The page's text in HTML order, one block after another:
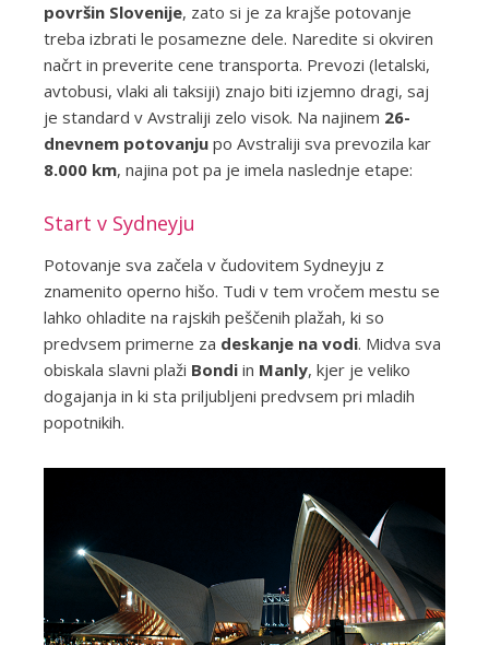
površin Slovenije, zato si je za krajše potovanje
treba izbrati le posamezne dele. Naredite si okviren
načrt in preverite cene transporta. Prevozi (letalski,
avtobusi, vlaki ali taksiji) znajo biti izjemno dragi, saj
je standard v Avstraliji zelo visok. Na najinem 26-
dnevnem potovanjupo Avstraliji sva prevozila kar
8.000 km, najina pot pa je imela naslednje etape:
Start v Sydneyju
Potovanje sva začela v čudovitem Sydneyju z
znamenito operno hišo. Tudi v tem vročem mestu se
lahko ohladite na rajskih peščenih plažah, ki so
predvsem primerne za deskanje na vodi. Midva sva
obiskala slavni plaži Bondiin Manly, kjer je veliko
dogajanja in ki sta priljubljeni predvsem pri mladih
popotnikih.